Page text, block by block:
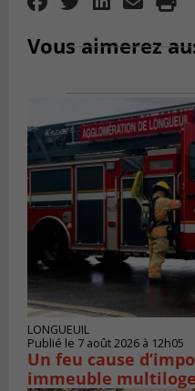
Vous aimerez
LONGUEUIL
Publié le 7 août 2026 à 12h05
Un feu cause
immeuble